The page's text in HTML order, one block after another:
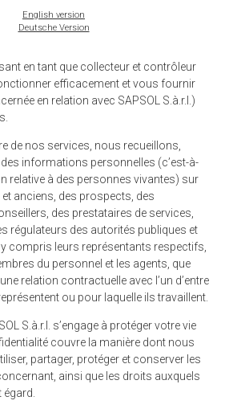
English version
Deutsche Version
en tant que collecteur et contrôleur
efficacement et vous fournir
en relation avec SAPSOL S.à.r.l.)
de nos services, nous recueillons,
informations personnelles (c’est-à-
relative à des personnes vivantes) sur
anciens, des prospects, des
des prestataires de services,
régulateurs des autorités publiques et
compris leurs représentants respectifs,
du personnel et les agents, que
relation contractuelle avec l’un d’entre
ou pour laquelle ils travaillent.
S.à.r.l. s’engage à protéger votre vie
couvre la manière dont nous
partager, protéger et conserver les
ainsi que les droits auxquels